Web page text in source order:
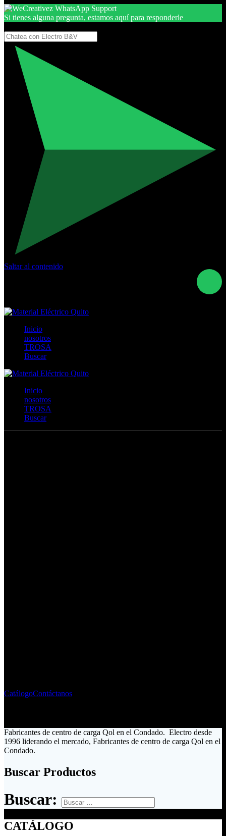
Si tienes alguna pregunta, estamos aquí para responderle
Saltar al contenido
Inicio
nosotros
TROSA
Buscar
Inicio
nosotros
TROSA
Buscar
CatálogoContáctanos
Fabricantes de centro de carga Qol en el Condado. Electro desde
1996 liderando el mercado, Fabricantes de centro de carga Qol en el
Condado.
Buscar Productos
Buscar:
CATÁLOGO